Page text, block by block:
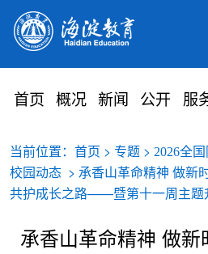
首页 概况 新闻 公开 服
当前位置： 首页 > 专题> 2026全
校园动态> 承香山革命精神 做新
共护成长之路——暨第十一周主题
承香山革命精神 做